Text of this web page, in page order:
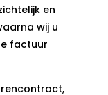
en
wij u
factuur